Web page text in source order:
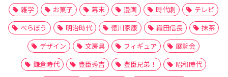
雑学
お菓子 幕末 漫画 時代劇
テレビ
べらぼう
明治時代 徳川家康 織田信長
抹茶
デザイン
文房具 フィギュア
展覧会
鎌倉時代
豊臣秀吉 豊臣兄弟！
昭和時代